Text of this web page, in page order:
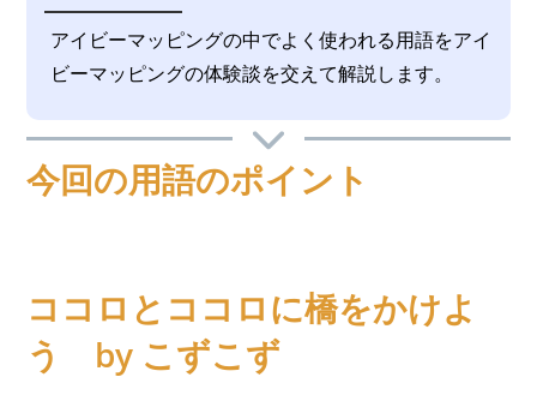
アイビーマッピングの中でよく使われる用語をアイ
ビーマッピングの体験談を交えて解説します。
今回の用語のポイント
ココロとココロに橋をかけよ
う by こずこず